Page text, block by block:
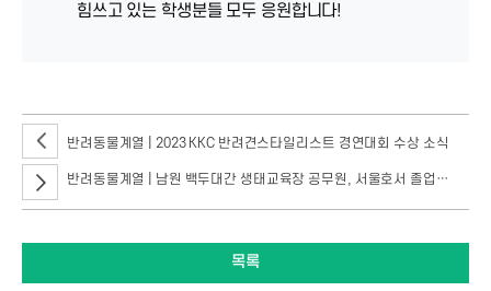
힘쓰고 있는 학생분들 모두 응원합니다!
반려동물계열 | 2023 KKC 반려견스타일리스트 경연대회 수상 소식
반려동물계열 | 남원 백두대간 생태교육장 공무원, 서울호서 졸업생들을 만나다.
목록